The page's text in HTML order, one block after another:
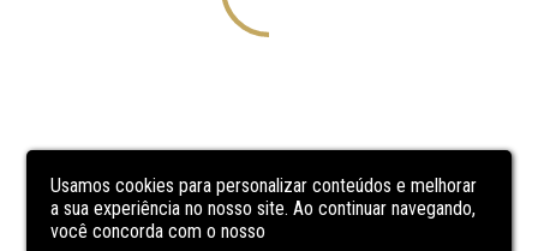
Usamos cookies para personalizar conteúdos e melhorar
a sua experiência no nosso site. Ao continuar navegando,
você concorda com o nosso